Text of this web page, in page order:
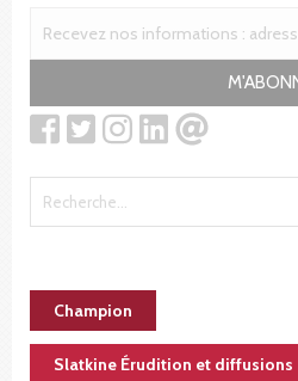
Champion
Slatkine Érudition et diffusions